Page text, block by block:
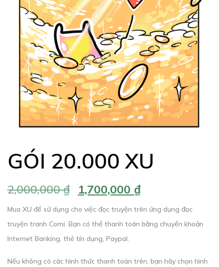
GÓI 20.000 XU
2,000,000₫
Giá
gốc
là:
2,000,000 ₫.
1,700,000 ₫Giá
hiện
tại
1,700,000 ₫.
Mua XU để sử dụng cho việc đọc truyện trên ứng dụng đọc
truyện tranh Comi. Bạn có thể thanh toán bằng chuyển khoản
Internet Banking, thẻ tín dụng, Paypal.
Nếu không có các hình thức thanh toán trên, bạn hãy chọn hình